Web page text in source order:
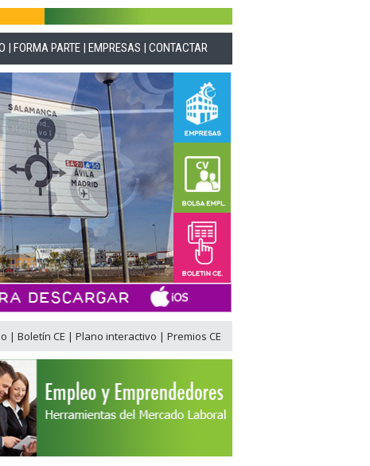
|FORMA PARTE |EMPRESAS |CONTACTAR
| Boletín CE | Plano interactivo | Premios CE